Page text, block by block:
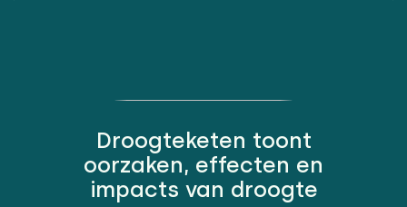
Droogteketen toont
oorzaken, effecten en
impacts van droogte